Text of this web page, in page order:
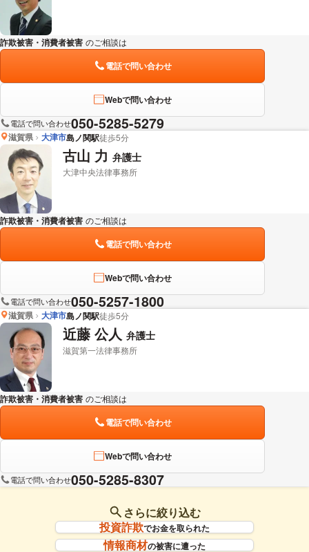
詐欺被害・消費者被害 のご相談は
電話で問い合わせ
Webで問い合わせ
電話で問い合わせ050-5285-5279
滋賀県 大津市島ノ関駅徒歩5分
古山 力 弁護士
大津中央法律事務所
詐欺被害・消費者被害 のご相談は
電話で問い合わせ
Webで問い合わせ
電話で問い合わせ050-5257-1800
滋賀県 大津市島ノ関駅徒歩5分
近藤 公人 弁護士
滋賀第一法律事務所
詐欺被害・消費者被害 のご相談は
電話で問い合わせ
Webで問い合わせ
電話で問い合わせ050-5285-8307
さらに絞り込む
投資詐欺でお金を取られた
情報商材の被害に遭った